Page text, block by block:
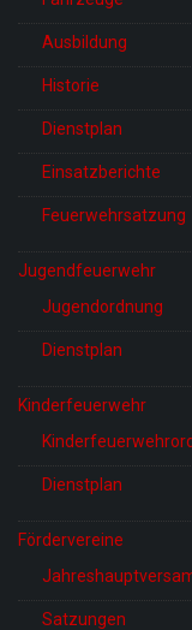
Ausbildung
Historie
Dienstplan
Einsatzberichte
Feuerwehrsatzung
Jugendfeuerwehr
Jugendordnung
Dienstplan
Kinderfeuerwehr
Dienstplan
Fördervereine
Satzungen